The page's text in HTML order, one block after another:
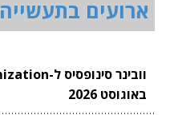
ארועים בתעשייה
באוגוסט 2026